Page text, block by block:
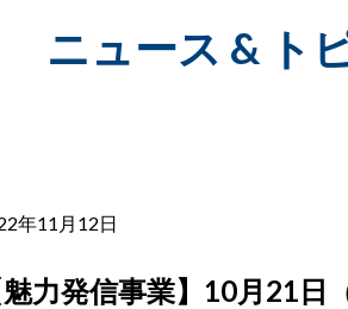
ニュース & ト
年11月12日
力発信事業】10月21日